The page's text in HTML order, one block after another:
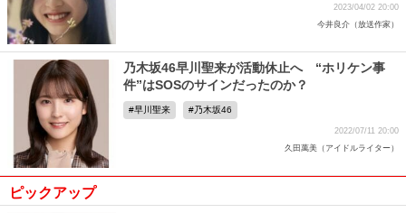
2023/04/02 20:00
今井良介（放送作家）
乃木坂46早川聖来が活動休止へ “ホリケン事
件”はSOSのサインだったのか？
早川聖来 乃木坂46
2022/07/11 20:00
久田萬美（アイドルライター）
ピックアップ